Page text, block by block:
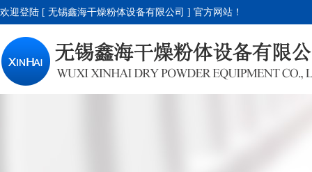
欢迎登陆 [ 无锡鑫海干燥粉体设备有限公司 ] 官方网站！